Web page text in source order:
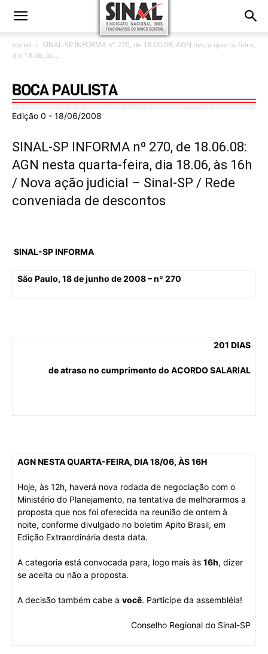
Inicial
SINAL-SP INFORMA nº 270, de 18.06.08: AGN nesta quarta-feira,
dia 18.06, às...
Edição 0 - 18/06/2008
SINAL-SP INFORMA nº 270, de 18.06.08:
AGN nesta quarta-feira, dia 18.06, às 16h
/ Nova ação judicial – Sinal-SP / Rede
conveniada de descontos
SINAL-SPINFORMA
São Paulo, 18 de junho de 2008 – nº 270
201 DIAS
de atraso no cumprimento do ACORDO SALARIAL
AGN NESTA QUARTA-FEIRA, DIA 18/06, ÀS 16H
Hoje, às 12h, haverá nova rodada de negociação com o
Ministério do Planejamento, na tentativa de melhorarmos a
proposta que nos foi oferecida na reunião de ontem à
noite, conforme divulgado no boletim Apito Brasil, em
Edição Extraordinária desta data.
A categoria está convocada para, logo mais às 16h, dizer
se aceita ou não a proposta.
A decisão também cabe a você. Participe da assembléia!
Conselho Regional do Sinal-SP